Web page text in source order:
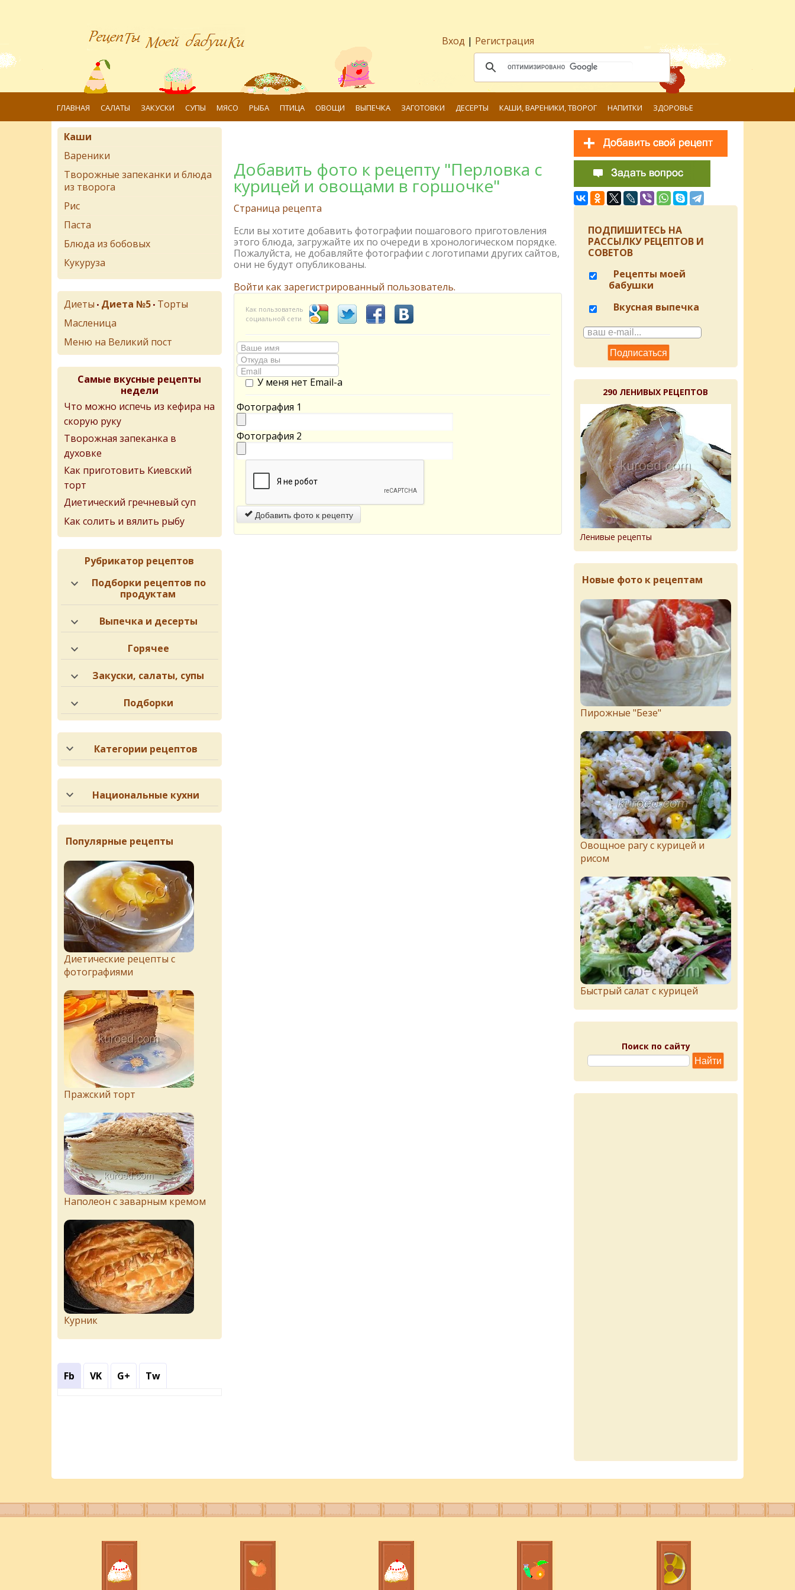
Вход | Регистрация
ГЛАВНАЯ САЛАТЫ ЗАКУСКИ СУПЫ МЯСО РЫБА ПТИЦА ОВОЩИ ВЫПЕЧКА ЗАГОТОВКИ ДЕСЕРТЫ КАШИ, ВАРЕНИКИ, ТВОРОГ НАПИТКИ ЗДОРОВЬЕ
Добавить фото к рецепту "Перловка с
курицей и овощами в горшочке"
Страница рецепта
Если вы хотите добавить фотографии пошагового приготовления
этого блюда, загружайте их по очереди в хронологическом порядке.
Пожалуйста, не добавляйте фотографии с логотипами других сайтов,
они не будут опубликованы.
Войти как зарегистрированный пользователь.
Как пользователь
социальной сети
У меня нет Email-а
Фотография 1
Фотография 2
Добавить фото к рецепту
Каши
Вареники
Творожные запеканки и блюда
из творога
Рис
Паста
Блюда из бобовых
Кукуруза
Диеты • Диета №5 • Торты
Масленица
Меню на Великий пост
Самые вкусные рецепты
недели
Что можно испечь из кефира на
скорую руку
Творожная запеканка в
духовке
Как приготовить Киевский
торт
Диетический гречневый суп
Как солить и вялить рыбу
Рубрикатор рецептов
Подборки рецептов по
продуктам
Выпечка и десерты
Горячее
Закуски, салаты, супы
Подборки
Категории рецептов
Национальные кухни
Популярные рецепты
Диетические рецепты с
фотографиями
Пражский торт
Наполеон с заварным кремом
Курник
Fb VK G+ Tw
ПОДПИШИТЕСЬ НА
РАССЫЛКУ РЕЦЕПТОВ И
СОВЕТОВ
Рецепты моей
бабушки
Вкусная выпечка
290 ЛЕНИВЫХ РЕЦЕПТОВ
Ленивые рецепты
Новые фото к рецептам
Пирожныe "Бeзe"
Овощное рагу с курицей и
рисом
Быстрый салат с курицей
Поиск по сайту